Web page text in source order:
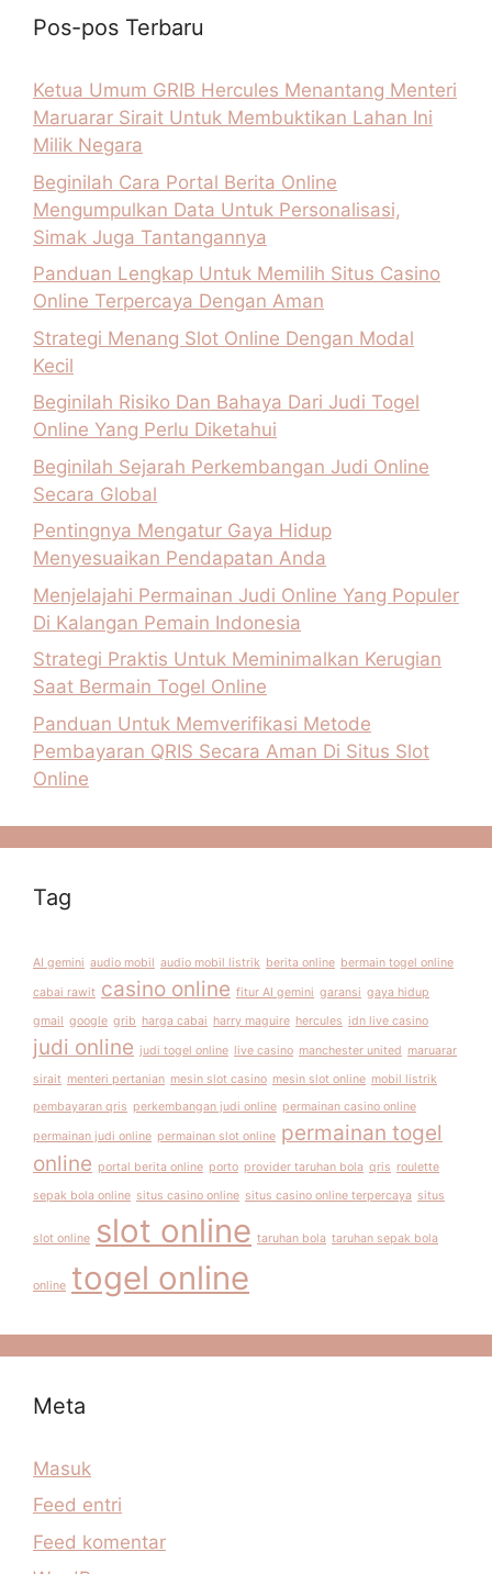
Pos-pos Terbaru
Ketua Umum GRIB Hercules Menantang Menteri
Maruarar Sirait Untuk Membuktikan Lahan Ini
Milik Negara
Beginilah Cara Portal Berita Online
Mengumpulkan Data Untuk Personalisasi,
Simak Juga Tantangannya
Panduan Lengkap Untuk Memilih Situs Casino
Online Terpercaya Dengan Aman
Strategi Menang Slot Online Dengan Modal
Kecil
Beginilah Risiko Dan Bahaya Dari Judi Togel
Online Yang Perlu Diketahui
Beginilah Sejarah Perkembangan Judi Online
Secara Global
Pentingnya Mengatur Gaya Hidup
Menyesuaikan Pendapatan Anda
Menjelajahi Permainan Judi Online Yang Populer
Di Kalangan Pemain Indonesia
Strategi Praktis Untuk Meminimalkan Kerugian
Saat Bermain Togel Online
Panduan Untuk Memverifikasi Metode
Pembayaran QRIS Secara Aman Di Situs Slot
Online
Tag
AI gemini audio mobil audio mobil listrik berita online bermain togel online
cabai rawit casino online fitur AI gemini garansi gaya hidup
gmail google grib harga cabai harry maguire hercules idn live casino
judi online judi togel online live casino manchester united maruarar
sirait menteri pertanian mesin slot casino mesin slot online mobil listrik
pembayaran qris perkembangan judi online permainan casino online
permainan judi online permainan slot online permainan togel
online portal berita online porto provider taruhan bola qris roulette
sepak bola online situs casino online situs casino online terpercaya situs
slot online slot online taruhan bola taruhan sepak bola
online togel online
Meta
Masuk
Feed entri
Feed komentar